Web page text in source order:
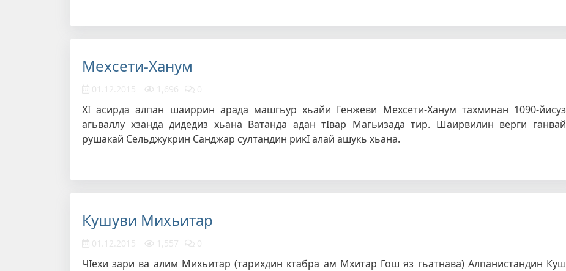
Мехсети-Ханум
01.12.2015 1,696 0
XI асирда алпан шаиррин арада машгьур хьайи Генжеви Мехсети-Ханум тахминан 1090-йисуз
агьваллу хзанда дидедиз хьана Ватанда адан тIвар Магьизада тир. Шаирвилин верги ганвай
рушакай Сельджукрин Санджар султандин рикI алай ашукь хьана.
Кушуви Михьитар
01.12.2015 1,557 0
ЧIехи зари ва алим Михьитар (тарихдин ктабра ам Мхитар Гош яз гьатнава) Алпанистандин Куш